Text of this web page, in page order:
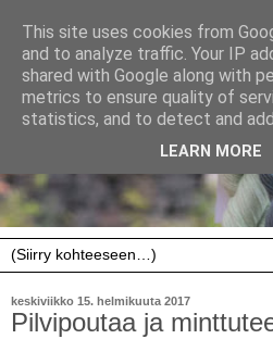
keskiviikko 15. helmikuuta 2017
Pilvipoutaa ja
This site uses cookies from
and to analyze traffic. Your IP
shared with Google along with
metrics to ensure quality of
statistics, and to detect and
LEARN MORE